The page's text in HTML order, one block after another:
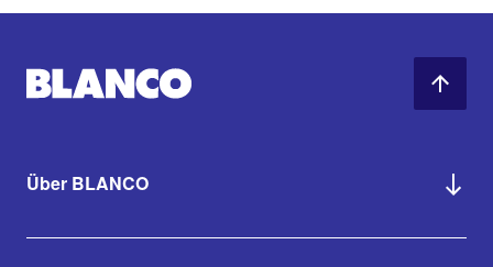
Über BLANCO